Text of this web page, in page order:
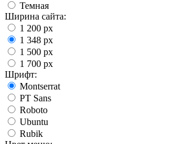
Темная
Ширина сайта:
1 200 px
1 348 px
1 500 px
1 700 px
Шрифт:
Montserrat
PT Sans
Roboto
Ubuntu
Rubik